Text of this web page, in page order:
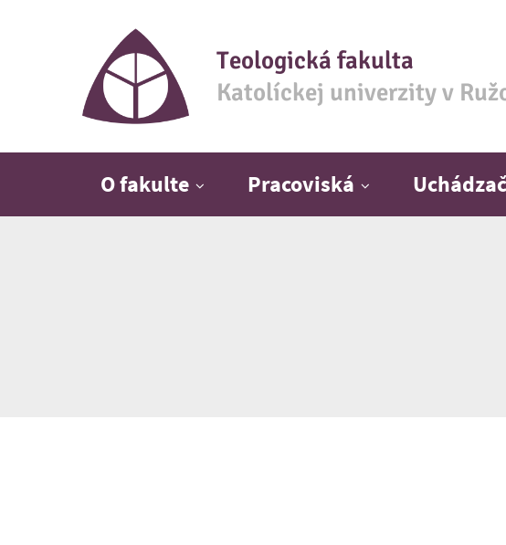
Teologická fakulta
Katolíckej univerzity v
O fakulte Pracoviská Uchádzač